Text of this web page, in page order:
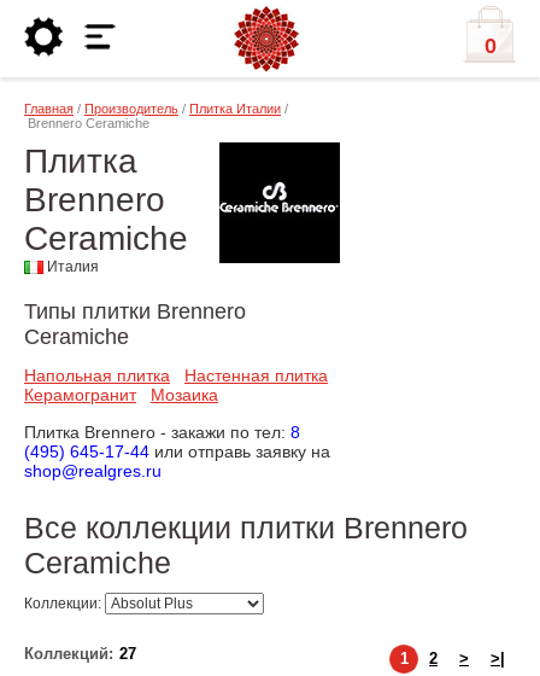
0
Главная / Производитель / Плитка Италии /
Brennero Ceramiche
Плитка
Brennero
Ceramiche
Италия
Типы плитки Brennero
Ceramiche
Напольная плитка
Настенная плитка
Керамогранит
Мозаика
Плитка Brennero - закажи по тел: 8
(495) 645-17-44 или отправь заявку на
shop@realgres.ru
Все коллекции плитки Brennero
Ceramiche
Коллекции:
Коллекций: 27 1 2 > >|